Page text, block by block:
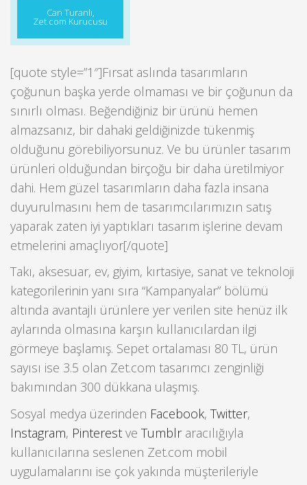
Can Turanlı,
Zet.com Kurucusu
[quote style=”1″]Fırsat aslında tasarımların
çoğunun başka yerde olmaması ve bir çoğunun da
sınırlı olması. Beğendiğiniz bir ürünü hemen
almazsanız, bir dahaki geldiğinizde tükenmiş
olduğunu görebiliyorsunuz. Ve bu ürünler tasarım
ürünleri olduğundan birçoğu bir daha üretilmiyor
dahi. Hem güzel tasarımların daha fazla insana
duyurulmasını hem de tasarımcılarımızın satış
yaparak zaten iyi yaptıkları tasarım işlerine devam
etmelerini amaçlıyor[/quote]
Takı, aksesuar, ev, giyim, kırtasiye, sanat ve teknoloji
kategorilerinin yanı sıra “Kampanyalar” bölümü
altında avantajlı ürünlere yer verilen site henüz ilk
aylarında olmasına karşın kullanıcılardan ilgi
görmeye başlamış. Sepet ortalaması 80 TL, ürün
sayısı ise 3.5 olan Zet.com tasarımcı zenginliği
bakımından 300 dükkana ulaşmış.
Sosyal medya üzerinden Facebook, Twitter,
Instagram, Pinterest ve Tumblraracılığıyla
kullanıcılarına seslenen Zet.com mobil
uygulamalarını ise çok yakında müşterileriyle